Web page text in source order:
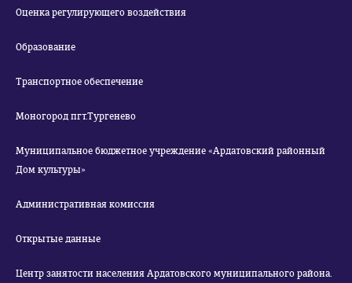
Оценка регулирующего воздействия
Образование
Транспортное обеспечение
Моногород пгт.Тургенево
Муниципальное бюджетное учреждение «Ардатовский районный
Дом культуры»
Административная комиссия
Открытые данные
Центр занятости населения Ардатовского муниципального района.